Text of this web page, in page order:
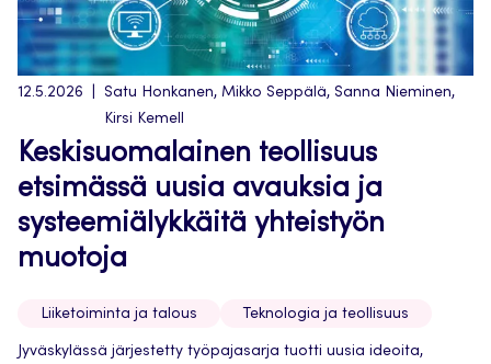
12.5.2026
Satu Honkanen, Mikko Seppälä, Sanna Nieminen,
Kirsi Kemell
Keskisuomalainen teollisuus
etsimässä uusia avauksia ja
systeemiälykkäitä yhteistyön
muotoja
Liiketoiminta ja talous Teknologia ja teollisuus
Jyväskylässä järjestetty työpajasarja tuotti uusia ideoita,